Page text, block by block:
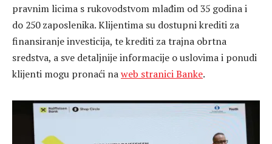
pravnim licima s rukovodstvom mlađim od 35 godina i
do 250 zaposlenika. Klijentima su dostupni krediti za
finansiranje investicija, te krediti za trajna obrtna
sredstva, a sve detaljnije informacije o uslovima i ponudi
klijenti mogu pronaći naweb stranici Banke.